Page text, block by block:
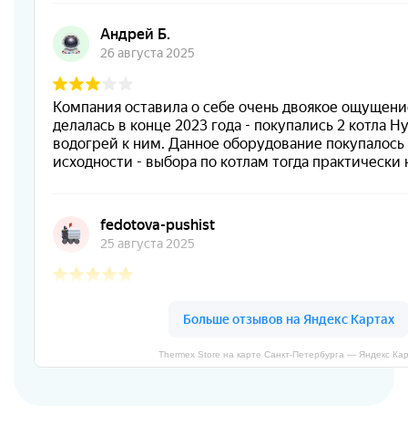
Thermex Store на карте Санкт‑Петербурга — Яндекс